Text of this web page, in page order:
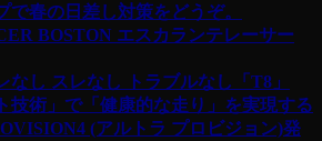
で春の日差し対策をどうぞ。
BOSTON エスカランテレーサー
なし スレなし トラブルなし「T8」
技術」で「健康的な走り」を実現する
(アルトラ プロビジョン)発